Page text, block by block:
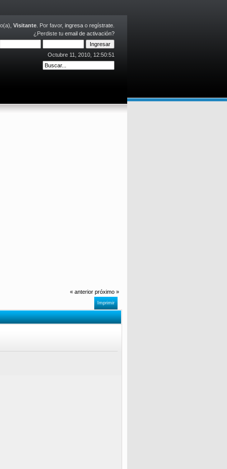
Visitante . Por favor, ingresa o regístrate
¿Perdiste tu email de activación?
Octubre 11, 2010, 12:50:51
« anterior próximo »
Imprimir